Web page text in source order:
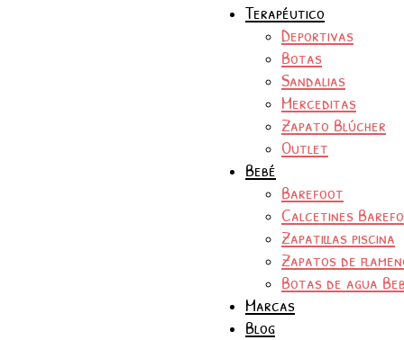
Terapéutico
Deportivas
Botas
Sandalias
Merceditas
Zapato Blúcher
Outlet
Bebé
Barefoot
Calcetines
Zapatillas piscina
Zapatos de
Botas de agua
Marcas
Blog